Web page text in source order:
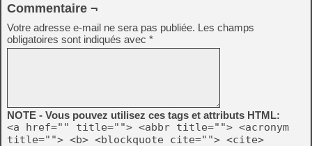
Commentaire ¬
Votre adresse e-mail ne sera pas publiée. Les champs
obligatoires sont indiqués avec *
NOTE - Vous pouvez utilisez ces tags et attributs HTML:
<a href="" title=""> <abbr title=""> <acronym
title=""> <b> <blockquote cite=""> <cite>